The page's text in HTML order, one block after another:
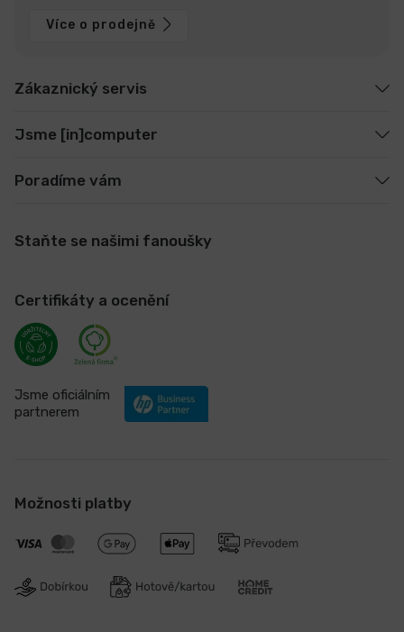
Více o prodejně
Zákaznický servis
Jsme [in]computer
Poradíme vám
Staňte se našimi fanoušky
Certifikáty a ocenění
Jsme oficiálním
partnerem
Možnosti platby